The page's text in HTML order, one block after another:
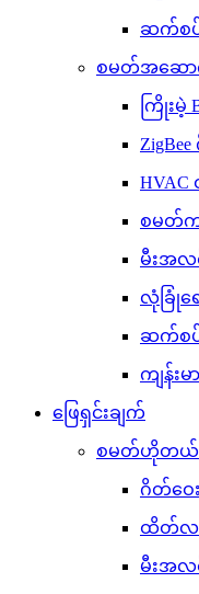
ဆက်စပ်
စမတ်အဆေ
ကြိုးမဲ့
HVAC
စမတ်က
မီးအလ
လုံခြုံရ
ဆက်စပ်
ကျန်းမ
ဖြေရှင်းချက်
စမတ်ဟိုတယ်
ဂိတ်ဝေး
ထိတ်လ
မီးအလ